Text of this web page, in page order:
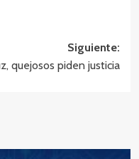
Siguiente:
quejosos piden justicia